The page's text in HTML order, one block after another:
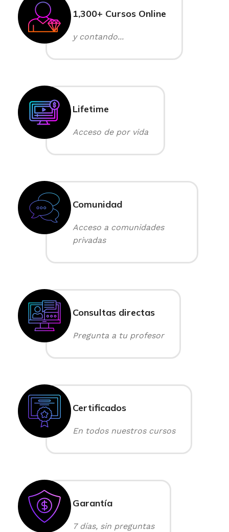
1,300+ Cursos Online
y contando...
Lifetime
Acceso de por vida
Comunidad
Acceso a comunidades
privadas
Consultas directas
Pregunta a tu profesor
Certificados
En todos nuestros cursos
Garantía
7 días, sin preguntas